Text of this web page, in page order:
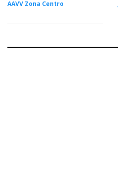
AAVV Zona Centro